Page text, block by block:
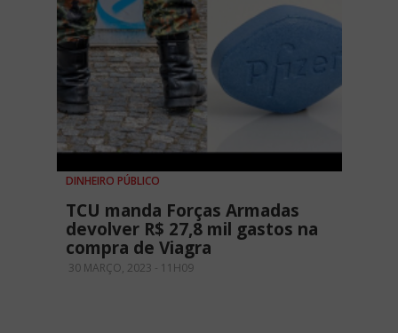
DINHEIRO PÚBLICO
TCU manda Forças Armadas
devolver R$ 27,8 mil gastos na
compra de Viagra
30 MARÇO, 2023 - 11H09